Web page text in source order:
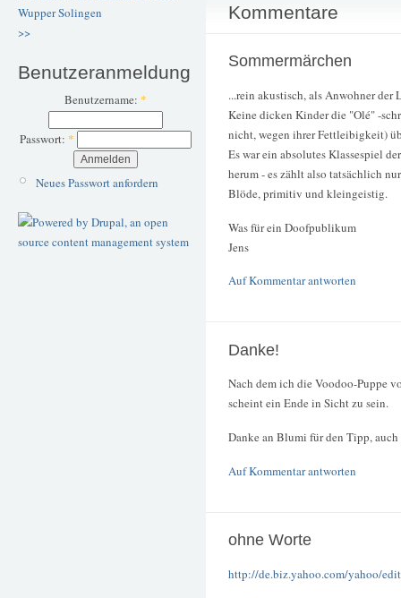
WupperSolingen
>>
Benutzeranmeldung
Benutzername: *
Passwort: *
Neues Passwort anfordern
Kommentare
Sommermärchen
...rein akustisch, als Anwohner der
Keine dicken Kinder die "Olé" -
nicht, wegen ihrer Fettleibigkeit)
Es war ein absolutes Klassespiel
herum - es zählt also tatsächlich
Blöde, primitiv und kleingeistig.
Was für ein Doofpublikum
Jens
Auf Kommentar antworten
Danke!
Nach dem ich die Voodoo-Puppe
scheint ein Ende in Sicht zu sein.
Danke an Blumi für den Tipp,
Auf Kommentar antworten
ohne Worte
http://de.biz.yahoo.com/yahoo/